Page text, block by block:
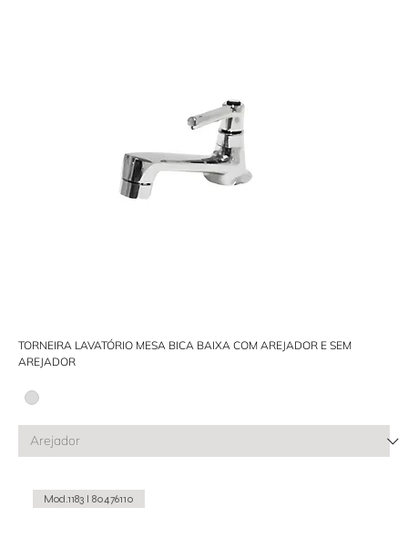
TORNEIRA LAVATÓRIO MESA BICA BAIXA COM AREJADOR E SEM
AREJADOR
Mod.1183 I 80476110